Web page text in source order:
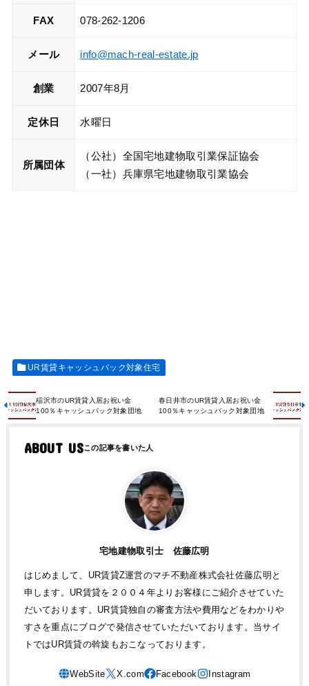
FAX 078-262-1206
メール info@mach-real-estate.jp
創業 2007年8月
定休日 水曜日
所属団体
（公社）全国宅地建物取引業保証協会
（一社）兵庫県宅地建物取引業協会
UR賃貸キャッシュバック対象住宅
春日井市のUR賃貸入居お祝い金
100％キャッシュバック対象団地
稲沢市のUR賃貸入居お祝い金
100％キャッシュバック対象団地
ABOUT US
宅地建物取引士 佐藤広明
はじめまして、UR賃貸Z運営のマチ不動産株式会社佐藤広明と
申します。UR賃貸を２００４年よりお客様にご紹介させていた
だいております。UR賃貸独自の審査方法や費用などをわかりや
すさを重点にブログで発信させていただいております。当サイ
トではUR賃貸の斡旋もおこなっております。